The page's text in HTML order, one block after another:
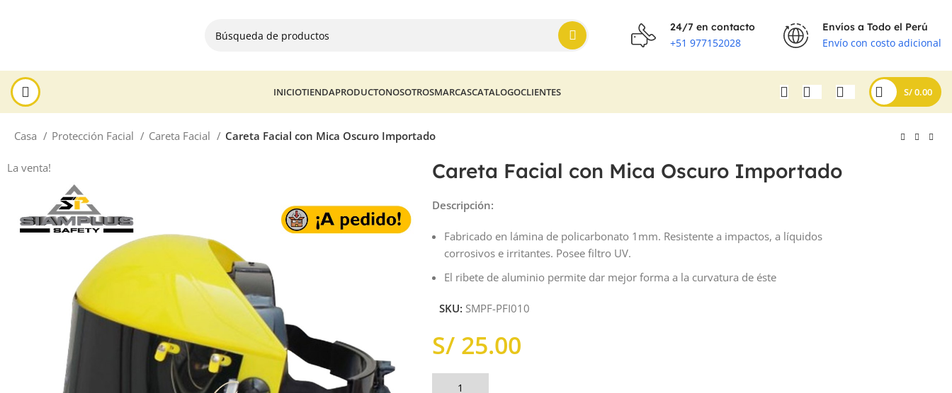
24/7 en contacto
+51 977152028
Envíos a Todo el Perú
Envío con costo adicional
INICIOTIENDAPRODUCTONOSOTROSMARCASCATALOGOCLIENTES S/0.00
Casa Protección Facial Careta Facial Careta Facial con Mica Oscuro Importado
La venta! Careta Facial con Mica Oscuro Importado
Descripción:
Fabricado en lámina de policarbonato 1mm. Resistente a impactos, a líquidos
corrosivos e irritantes. Posee filtro UV.
El ribete de aluminio permite dar mejor forma a la curvatura de éste
SKU: SMPF-PFI010
S/